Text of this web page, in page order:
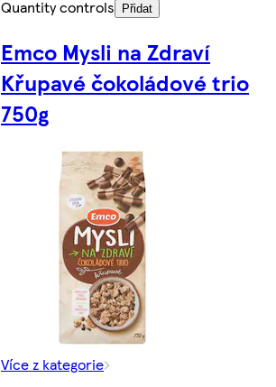
Quantity controls Přidat
Emco Mysli na Zdraví
Křupavé čokoládové trio
750g
Více z kategorie